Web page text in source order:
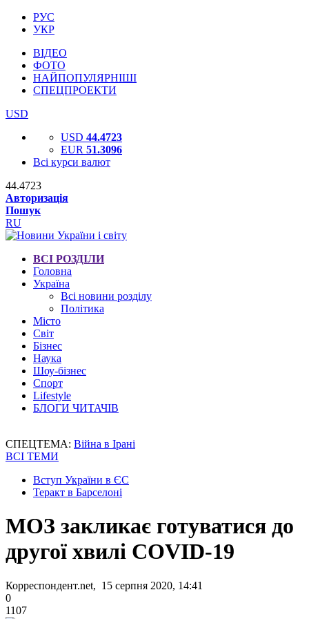
РУС
УКР
ВІДЕО
ФОТО
НАЙПОПУЛЯРНІШІ
СПЕЦПРОЕКТИ
USD
USD 44.4723
EUR 51.3096
Всі курси валют
44.4723
Авторизація
Пошук
RU
ВСІ РОЗДІЛИ
Головна
Україна
Всі новини розділу
Політика
Місто
Світ
Бізнес
Наука
Шоу-бізнес
Спорт
Lifestyle
БЛОГИ ЧИТАЧІВ
СПЕЦТЕМА: Війна в Ірані
ВСІ ТЕМИ
Вступ України в ЄС
Теракт в Барселоні
МОЗ закликає готуватися до
другої хвилі COVID-19
Корреспондент.net, 15 серпня 2020, 14:41
0
1107